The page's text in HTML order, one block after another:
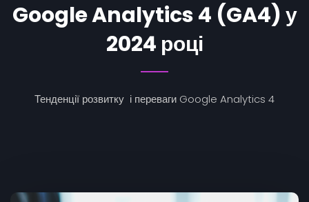
Google Analytics 4 (GA4) у
2024 році
Тенденції розвитку і переваги Google Analytics 4